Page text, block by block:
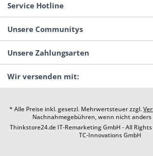
Service Hotline
Unsere Communitys
Unsere Zahlungsarten
Wir versenden mit:
* Alle Preise inkl. gesetzl. Mehrwertsteuer zzgl.
Nachnahmegebühren, wenn nicht anders
Thinkstore24.de IT-Remarketing GmbH - All Rights
TC-Innovations GmbH